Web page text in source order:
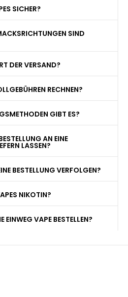
SICHER?
SIND
DER VERSAND?
RECHNEN?
GIBT ES?
AN EINE
LASSEN?
BESTELLUNG VERFOLGEN?
NIKOTIN?
EINWEG VAPE BESTELLEN?